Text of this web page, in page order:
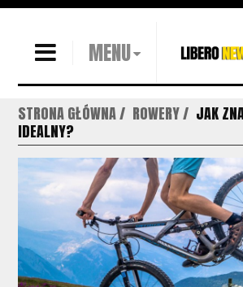
MENU
STRONA GŁÓWNA ROWERY
JAK
IDEALNY?